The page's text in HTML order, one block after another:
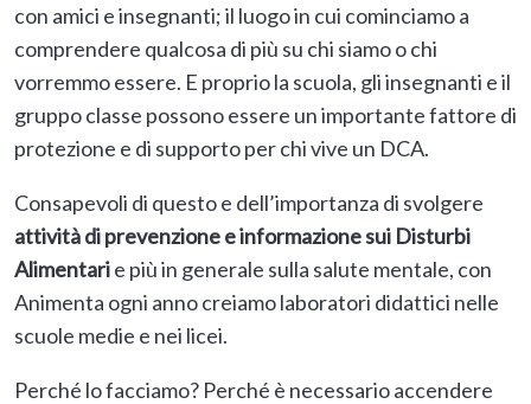
con amici e insegnanti; il luogo in cui cominciamo a
comprendere qualcosa di più su chi siamo o chi
vorremmo essere. E proprio la scuola, gli insegnanti e il
gruppo classe possono essere un importante fattore di
protezione e di supporto per chi vive un DCA.
Consapevoli di questo e dell’importanza di svolgere
attività di prevenzione e informazione sui Disturbi
Alimentarie più in generale sulla salute mentale, con
Animenta ogni anno creiamo laboratori didattici nelle
scuole medie e nei licei.
Perché lo facciamo? Perché è necessario accendere